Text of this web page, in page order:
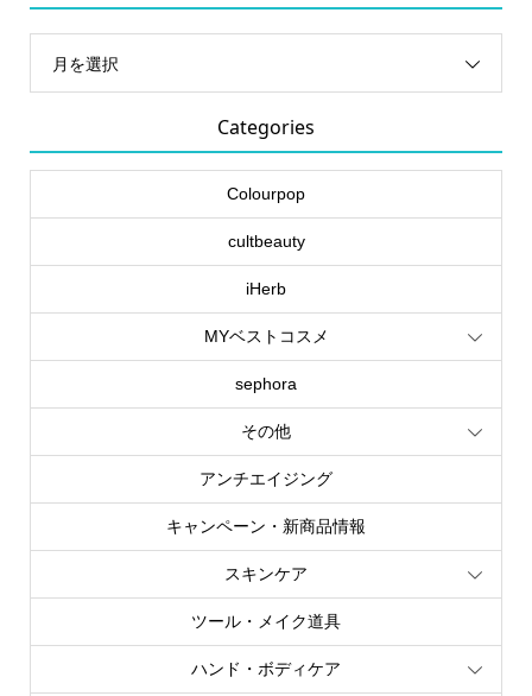
月を選択
Categories
Colourpop
cultbeauty
iHerb
MYベストコスメ
sephora
その他
アンチエイジング
キャンペーン・新商品情報
スキンケア
ツール・メイク道具
ハンド・ボディケア